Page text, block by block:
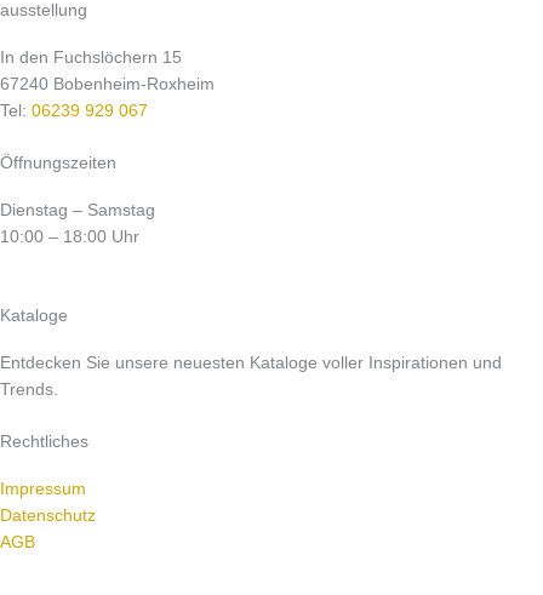
ausstellung
In den Fuchslöchern 15
67240 Bobenheim-Roxheim
Tel: 06239 929 067
Öffnungszeiten
Dienstag – Samstag
10:00 – 18:00 Uhr
Kataloge
Entdecken Sie unsere neuesten Kataloge voller Inspirationen und
Trends.
Rechtliches
Impressum
Datenschutz
AGB